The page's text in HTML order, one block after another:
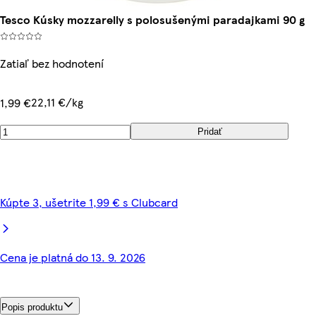
Tesco Kúsky mozzarelly s polosušenými paradajkami 90 g
Zatiaľ bez hodnotení
1,99 €22,11 €/kg
Pridať
Kúpte 3, ušetrite 1,99 € s Clubcard
Cena je platná do 13. 9. 2026
Popis produktu